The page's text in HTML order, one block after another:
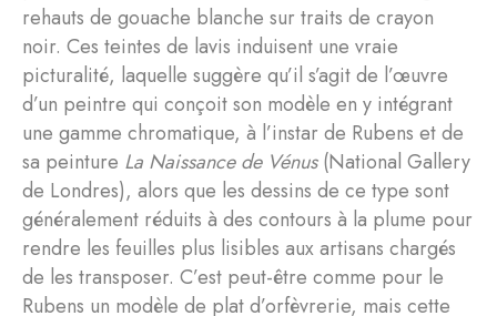
rehauts de gouache blanche sur traits de crayon
noir. Ces teintes de lavis induisent une vraie
picturalité, laquelle suggère qu’il s’agit de l’œuvre
d’un peintre qui conçoit son modèle en y intégrant
une gamme chromatique, à l’instar de Rubens et de
sa peinture La Naissance de Vénus(National Gallery
de Londres), alors que les dessins de ce type sont
généralement réduits à des contours à la plume pour
rendre les feuilles plus lisibles aux artisans chargés
de les transposer. C’est peut-être comme pour le
Rubens un modèle de plat d’orfèvrerie, mais cette